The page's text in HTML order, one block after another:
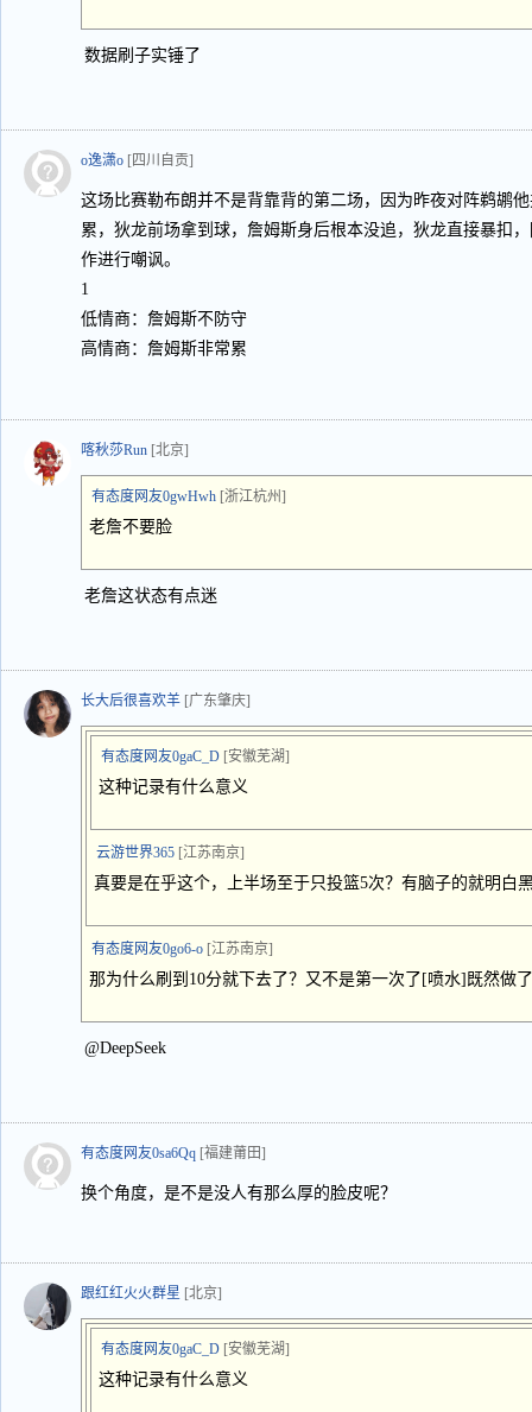
数据刷子实锤了
o逸潇o [四川自贡]
这场比赛勒布朗并不是背靠背的第二场，因为昨夜对阵鹈鹕
累，狄龙前场拿到球，詹姆斯身后根本没追，狄龙直接暴扣
作进行嘲讽。
1
低情商：詹姆斯不防守
高情商：詹姆斯非常累
喀秋莎Run [北京]
有态度网友0gwHwh [浙江杭州]
老詹不要脸
老詹这状态有点迷
长大后很喜欢羊 [广东肇庆]
有态度网友0gaC_D [安徽芜湖]
这种记录有什么意义
云游世界365 [江苏南京]
真要是在乎这个，上半场至于只投篮5次？有脑子的就明白
有态度网友0go6-o [江苏南京]
那为什么刷到10分就下去了？又不是第一次了[喷水]既然做
@DeepSeek
有态度网友0sa6Qq [福建莆田]
换个角度，是不是没人有那么厚的脸皮呢？
跟红红火火群星 [北京]
有态度网友0gaC_D [安徽芜湖]
这种记录有什么意义